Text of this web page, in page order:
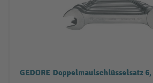
GEDORE Doppelmaulschlüsselsatz